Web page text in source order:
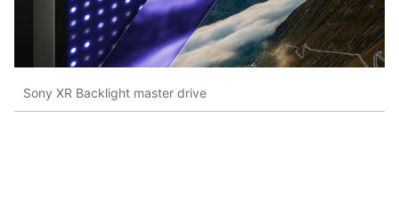
Sony XR Backlight master drive